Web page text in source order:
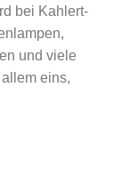
bei Kahlert-
und viele
eins,